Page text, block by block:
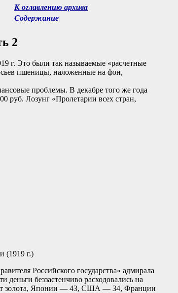
К оглавлению архива
Содержание
2
г. Это были так называемые «расчетные
пшеницы, наложенные на фон,
проблемы. В декабре того же года
руб. Лозунг «Пролетарии всех стран,
(1919 г.)
Российского государства» адмирала
беззастенчиво расходовались на
т золота, Японии — 43, США — 34, Франции